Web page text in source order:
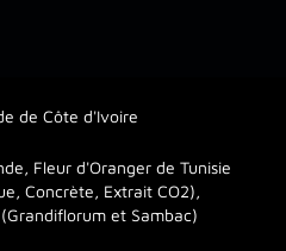
de Côte d'Ivoire
Fleur d'Oranger de Tunisie
Concrète, Extrait CO2),
et Sambac)